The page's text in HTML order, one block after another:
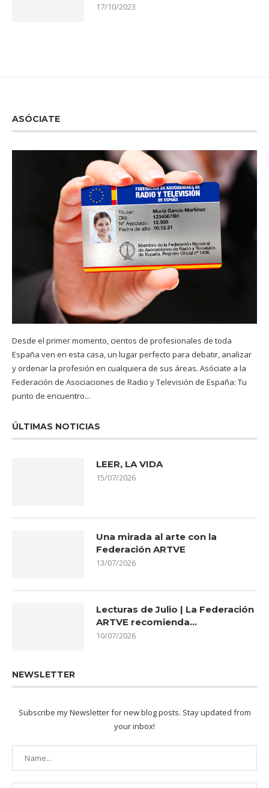
17/10/2023
ASÓCIATE
Desde el primer momento, cientos de profesionales de toda
España ven en esta casa, un lugar perfecto para debatir, analizar
y ordenar la profesión en cualquiera de sus áreas. Asóciate a la
Federación de Asociaciones de Radio y Televisión de España: Tu
punto de encuentro...
ÚLTIMAS NOTICIAS
LEER, LA VIDA
15/07/2026
Una mirada al arte con la
Federación ARTVE
13/07/2026
Lecturas de Julio | La Federación
ARTVE recomienda…
10/07/2026
NEWSLETTER
Subscribe my Newsletter for new blog posts. Stay updated from
your inbox!